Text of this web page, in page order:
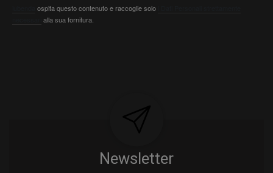
ospita questo contenuto e raccoglie solo
alla sua fornitura.
Newsletter